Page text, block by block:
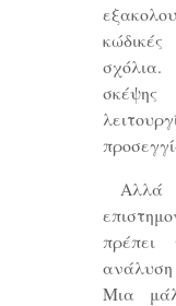
Αλλά
Μια